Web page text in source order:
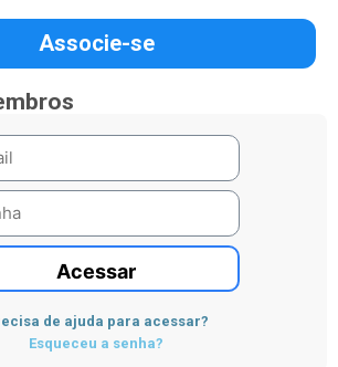
Associe-se
Acessar
de ajuda para acessar?
Esqueceu a senha?